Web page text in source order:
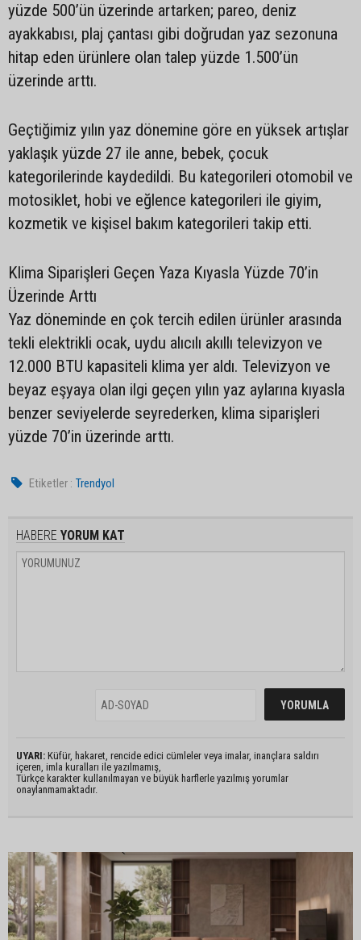
yüzde 500’ün üzerinde artarken; pareo, deniz
ayakkabısı, plaj çantası gibi doğrudan yaz sezonuna
hitap eden ürünlere olan talep yüzde 1.500’ün
üzerinde arttı.
Geçtiğimiz yılın yaz dönemine göre en yüksek artışlar
yaklaşık yüzde 27 ile anne, bebek, çocuk
kategorilerinde kaydedildi. Bu kategorileri otomobil ve
motosiklet, hobi ve eğlence kategorileri ile giyim,
kozmetik ve kişisel bakım kategorileri takip etti.
Klima Siparişleri Geçen Yaza Kıyasla Yüzde 70’in
Üzerinde Arttı
Yaz döneminde en çok tercih edilen ürünler arasında
tekli elektrikli ocak, uydu alıcılı akıllı televizyon ve
12.000 BTU kapasiteli klima yer aldı. Televizyon ve
beyaz eşyaya olan ilgi geçen yılın yaz aylarına kıyasla
benzer seviyelerde seyrederken, klima siparişleri
yüzde 70’in üzerinde arttı.
Etiketler : Trendyol
HABERE YORUM KAT
UYARI: Küfür, hakaret, rencide edici cümleler veya imalar, inançlara saldırı
içeren, imla kuralları ile yazılmamış,
Türkçe karakter kullanılmayan ve büyük harflerle yazılmış yorumlar
onaylanmamaktadır.